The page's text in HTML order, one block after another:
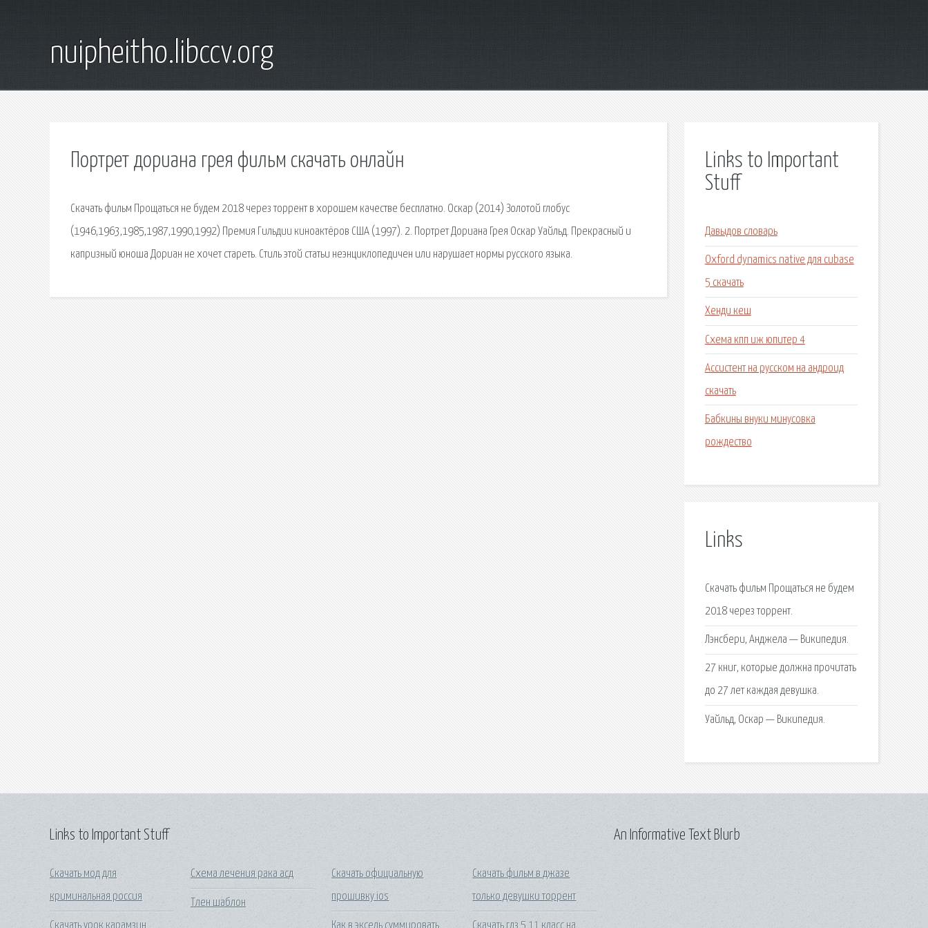
nuipheitho.libccv.org
Портрет дориана грея фильм скачать онлайн
Скачать фильм Прощаться не будем 2018 через торрент в хорошем качестве бесплатно. Оскар (2014) Золотой глобус
(1946,1963,1985,1987,1990,1992) Премия Гильдии киноактёров США (1997). 2. Портрет Дориана Грея Оскар Уайльд. Прекрасный и
капризный юноша Дориан не хочет стареть. Стиль этой статьи неэнциклопедичен или нарушает нормы русского языка.
Links to Important
Stuff
Давыдов словарь
Oxford dynamics native для cubase
5 скачать
Хенди кеш
Схема кпп иж юпитер 4
Ассистент на русском на андроид
скачать
Бабкины внуки минусовка
рождество
Links
Скачать фильм Прощаться не будем
2018 через торрент.
Лэнсбери, Анджела — Википедия.
27 книг, которые должна прочитать
до 27 лет каждая девушка.
Уайльд, Оскар — Википедия.
Links to Important Stuff
Скачать мод для
криминальная россия
Схема лечения рака асд
Тлен шаблон
Скачать официальную
прошивку ios
Скачать фильм в джазе
только девушки торрент
An Informative Text Blurb